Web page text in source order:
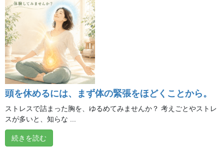
最近の投稿
**夏バテ対策 ～ヒーリング編～**
2026年8月7日
頭を休めるには、まず体の緊張をほどくことから。
ストレスで詰まった胸を、ゆるめてみませんか？ 考えごとやストレ
スが多いと、知らな ...
続きを読む